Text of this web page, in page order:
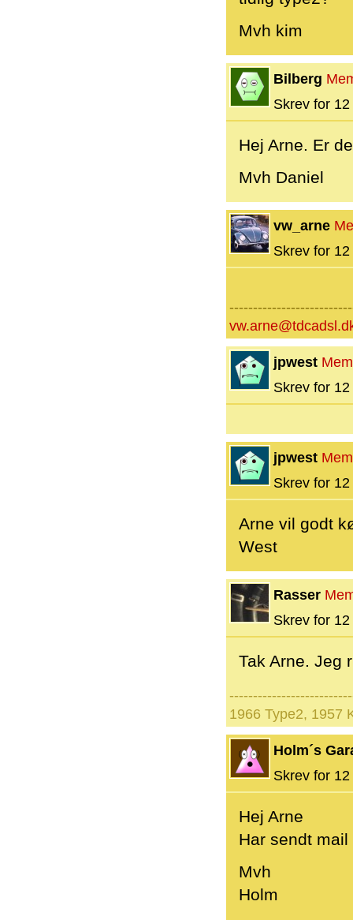
Mvh kim
Bilberg
Skrev for
Hej Arne. Er
Mvh Daniel
vw_arne
Skrev for
jpwest
Skrev for
jpwest
Skrev for
Arne vil godt
West
Rasser
Skrev for
Tak Arne. Jeg
1966 Type2, 1957
Holm´s
Skrev for
Hej Arne
Har sendt
Mvh
Holm